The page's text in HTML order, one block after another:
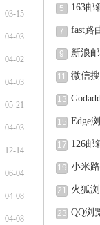
03-15
04-03
04-02
04-03
05-21
04-03
12-14
06-04
04-08
04-08
5 163邮
7 fast路
9 新浪
11 微信
13
15 Edge
17 126邮
19 小米
21 火狐
23 QQ浏